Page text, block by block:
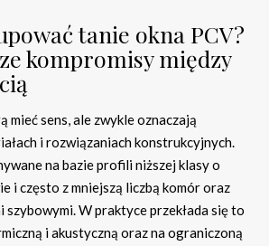
tanie okna PCV?
kompromisy między
mieć sens, ale zwykle oznaczają
i rozwiązaniach konstrukcyjnych.
na bazie profili niższej klasy o
i często z mniejszą liczbą komór oraz
W praktyce przekłada się to
i akustyczną oraz na ograniczoną